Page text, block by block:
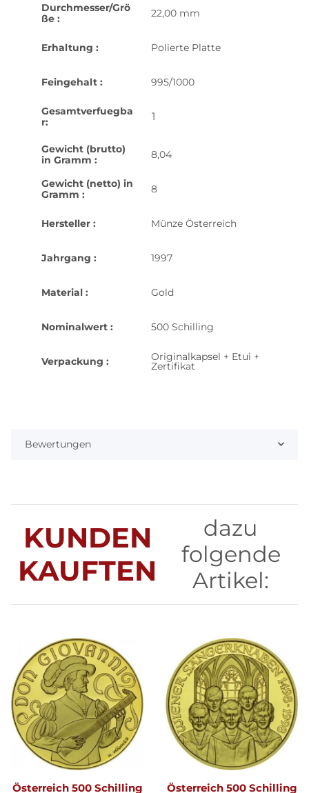
Durchmesser/Grö
ße :
22,00 mm
Erhaltung : Polierte Platte
Feingehalt : 995/1000
Gesamtverfuegba
r:
1
Gewicht (brutto)
in Gramm :
8,04
Gewicht (netto) in
Gramm :
8
Hersteller : Münze Österreich
Jahrgang : 1997
Material : Gold
Nominalwert : 500 Schilling
Verpackung : Originalkapsel + Etui +
Zertifikat
Bewertungen
KUNDEN
KAUFTEN
dazu
folgende
Artikel:
Österreich 500 Schilling Österreich 500 Schilling